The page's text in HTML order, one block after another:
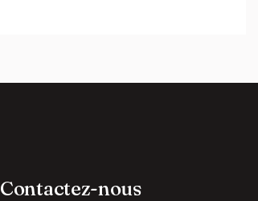
Contactez-nous